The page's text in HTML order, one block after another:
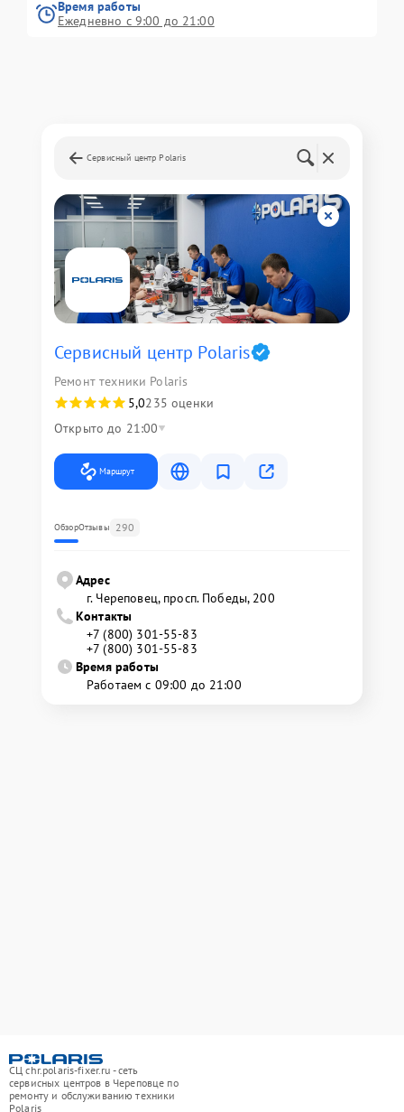
Время работы
Ежедневно с 9:00 до 21:00
Сервисный центр Polaris
Сервисный центр Polaris
Ремонт техники Polaris
5,0235 оценки
Открыто до 21:00
Маршрут
ОбзорОтзывы 290
Адрес
г. Череповец, просп. Победы, 200
Контакты
+7 (800) 301-55-83
+7 (800) 301-55-83
Время работы
Работаем с 09:00 до 21:00
СЦ chr.polaris-fixer.ru - сеть
сервисных центров в Череповце по
ремонту и обслуживанию техники
Polaris